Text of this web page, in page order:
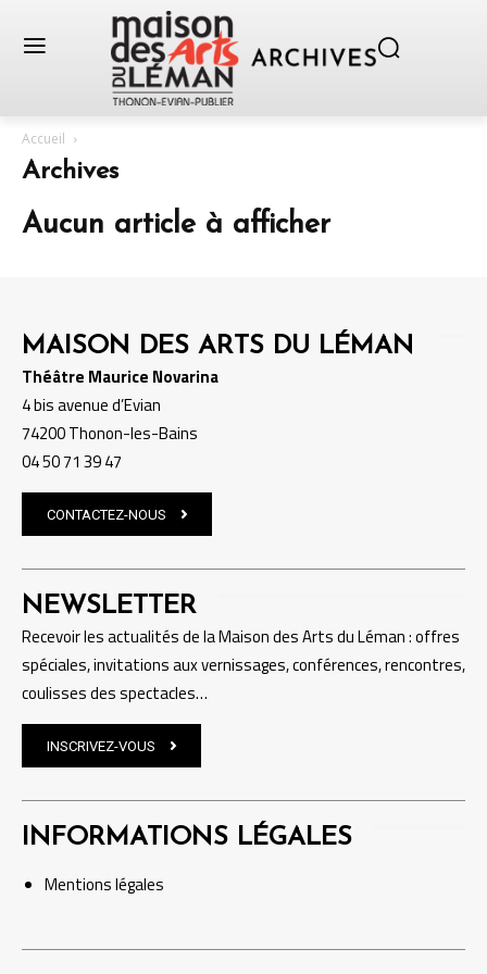
Accueil
Archives
Aucun article à afficher
MAISON DES ARTS DU LÉMAN
Théâtre Maurice Novarina
4 bis avenue d’Evian
74200 Thonon-les-Bains
04 50 71 39 47
CONTACTEZ-NOUS
NEWSLETTER
Recevoir les actualités de la Maison des Arts du Léman : offres
spéciales, invitations aux vernissages, conférences, rencontres,
coulisses des spectacles…
INSCRIVEZ-VOUS
INFORMATIONS LÉGALES
Mentionslégales